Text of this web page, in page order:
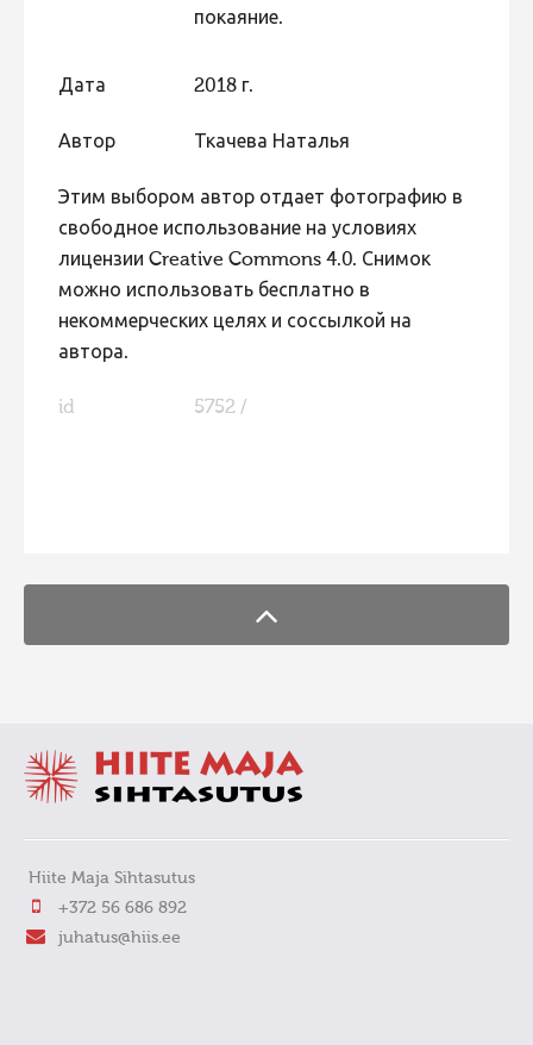
покаяние.
Дата 2018 г.
Автор Ткачева Наталья
Этим выбором автор отдает фотографию в
свободное использование на условиях
лицензии Creative Commons 4.0. Снимок
можно использовать бесплатно в
некоммерческих целях и соссылкой на
автора.
id 5752 /
Hiite Maja Sihtasutus
+372 56 686 892
juhatus@hiis.ee